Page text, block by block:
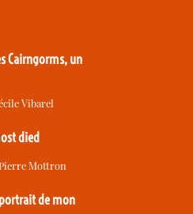
Cairngorms, un
Vibarel
died
Mottron
portrait de mon